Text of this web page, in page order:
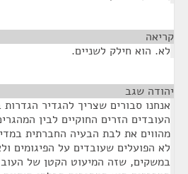
קריאה
לא. הוא חילק לשניים.
יהודה שגב
אנחנו סבורים שצריך להגדיר הגדרות
העובדים הזרים החוקיים לבין
מהווים את לבת הבעיה החברתית
לא הפועלים שעובדים על הפיגומים
במשקים, שזה המיעוט הקטן של